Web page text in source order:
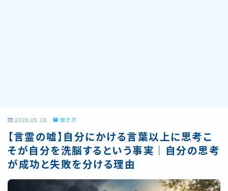
2026.05.18 働き方
【言霊の嘘】自分にかける言葉以上に思考こ
そが自分を洗脳するという事実｜自分の思考
が成功と失敗を分ける理由